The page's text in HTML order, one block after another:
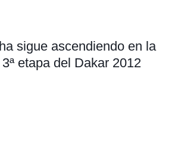
sigue ascendiendo en la
etapa del Dakar 2012